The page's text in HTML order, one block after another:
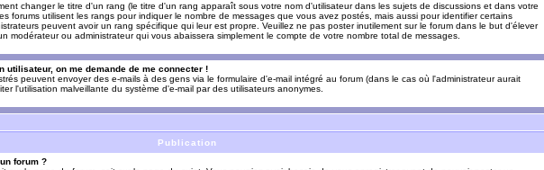
changer le titre d'un rang (le titre d'un rang apparaît sous votre nom d'utilisateur dans les sujets de discussions et dans votre
forums utilisent les rangs pour indiquer le nombre de messages que vous avez postés, mais aussi pour identifier certains
peuvent avoir un rang spécifique qui leur est propre. Veuillez ne pas poster inutilement sur le forum dans le but d'élever
modérateur ou administrateur qui vous abaissera simplement le compte de votre nombre total de messages.
on me demande de me connecter !
peuvent envoyer des e-mails à des gens via le formulaire d'e-mail intégré au forum (dans le cas où l'administrateur aurait
l'utilisation malveillante du système d'e-mail par des utilisateurs anonymes.
Publication
forum ?